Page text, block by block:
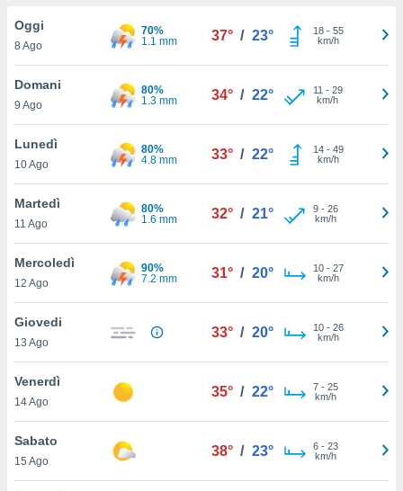
al sito
nostri
ci
di
un
la
di esso.
nella
cookie
in
Oggi
8 Ago
70%
1.1 mm
37° / 23° 18- 55
km/h
Domani
9 Ago
80%
1.3 mm
34° / 22° 11 - 29
km/h
Lunedì
10 Ago
80%
4.8 mm
33° / 22° 14- 49
km/h
Martedì
11 Ago
80%
1.6 mm
32° / 21° 9- 26
km/h
Mercoledì
12 Ago
90%
7.2 mm
31° / 20° 10- 27
km/h
Giovedi
13 Ago
33° / 20° 10- 26
km/h
Venerdì
14 Ago
35° / 22° 7- 25
km/h
Sabato
15 Ago
38° / 23° 6- 23
km/h